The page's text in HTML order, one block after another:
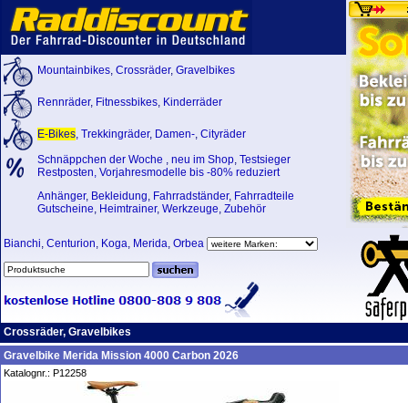
Mountainbikes, Crossräder, Gravelbikes
Rennräder, Fitnessbikes, Kinderräder
E-Bikes, Trekkingräder, Damen-, Cityräder
Schnäppchen der Woche , neu im Shop, Testsieger
Restposten, Vorjahresmodelle bis -80% reduziert
Anhänger, Bekleidung, Fahrradständer, Fahrradteile
Gutscheine, Heimtrainer, Werkzeuge, Zubehör
Bianchi, Centurion, Koga, Merida, Orbea
Crossräder, Gravelbikes
Gravelbike Merida Mission 4000 Carbon 2026
Katalognr.: P12258